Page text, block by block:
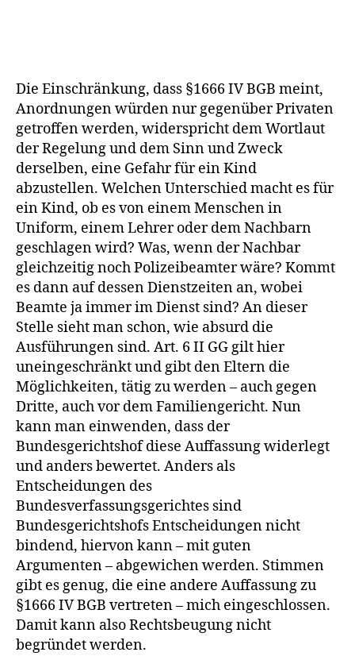
Die Einschränkung, dass §1666 IV BGB meint,
Anordnungen würden nur gegenüber Privaten
getroffen werden, widerspricht dem Wortlaut
der Regelung und dem Sinn und Zweck
derselben, eine Gefahr für ein Kind
abzustellen. Welchen Unterschied macht es für
ein Kind, ob es von einem Menschen in
Uniform, einem Lehrer oder dem Nachbarn
geschlagen wird? Was, wenn der Nachbar
gleichzeitig noch Polizeibeamter wäre? Kommt
es dann auf dessen Dienstzeiten an, wobei
Beamte ja immer im Dienst sind? An dieser
Stelle sieht man schon, wie absurd die
Ausführungen sind. Art. 6 II GG gilt hier
uneingeschränkt und gibt den Eltern die
Möglichkeiten, tätig zu werden – auch gegen
Dritte, auch vor dem Familiengericht. Nun
kann man einwenden, dass der
Bundesgerichtshof diese Auffassung widerlegt
und anders bewertet. Anders als
Entscheidungen des
Bundesverfassungsgerichtes sind
Bundesgerichtshofs Entscheidungen nicht
bindend, hiervon kann – mit guten
Argumenten – abgewichen werden. Stimmen
gibt es genug, die eine andere Auffassung zu
§1666 IV BGB vertreten – mich eingeschlossen.
Damit kann also Rechtsbeugung nicht
begründet werden.